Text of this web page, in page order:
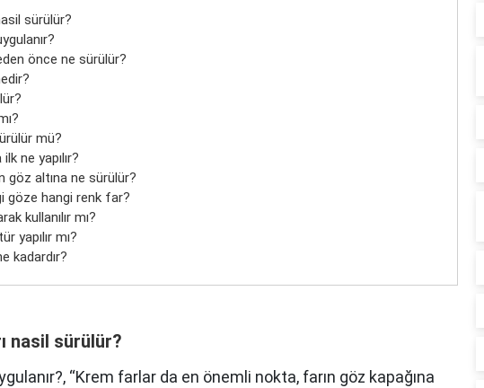
sürülür?
önce ne sürülür?
mü?
ne yapılır?
göz altına ne sürülür?
göze hangi renk far?
kullanılır mı?
yapılır mı?
kadardır?
nasil sürülür?
“Krem farlar da en önemli nokta, farın göz kapağına